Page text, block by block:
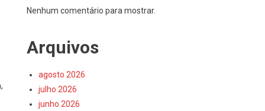
Nenhum comentário para mostrar.
Arquivos
agosto 2026
julho 2026
junho 2026